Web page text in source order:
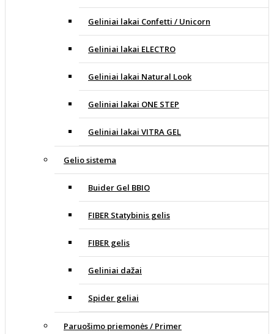
Geliniai lakai Confetti / Unicorn
Geliniai lakai ELECTRO
Geliniai lakai Natural Look
Geliniai lakai ONE STEP
Geliniai lakai VITRA GEL
Gelio sistema
Buider Gel BBIO
FIBER Statybinis gelis
FIBER gelis
Geliniai dažai
Spider geliai
Paruošimo priemonės / Primer